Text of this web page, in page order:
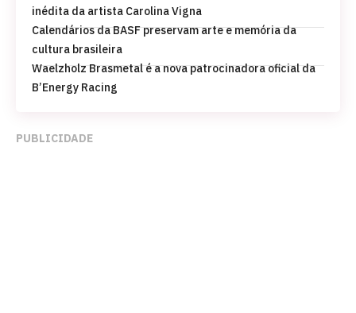
inédita da artista Carolina Vigna
Calendários da BASF preservam arte e memória da
cultura brasileira
Waelzholz Brasmetal é a nova patrocinadora oficial da
B’Energy Racing
PUBLICIDADE